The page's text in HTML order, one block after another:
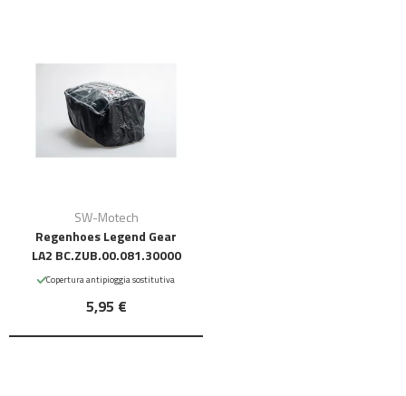
SW-Motech
Regenhoes Legend Gear
LA2 BC.ZUB.00.081.30000
Copertura antipioggia sostitutiva
5,95 €